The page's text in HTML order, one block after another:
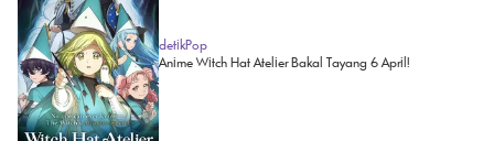
detikPop
Anime Witch Hat Atelier Bakal Tayang 6 April!